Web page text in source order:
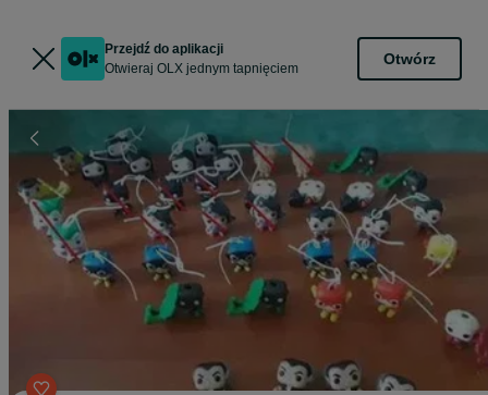
Przejdź do aplikacji
Otwieraj OLX jednym tapnięciem
Otwórz